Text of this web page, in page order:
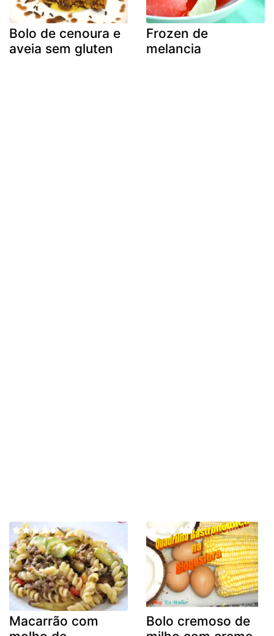
Bolo de cenoura e
aveia sem gluten
Frozen de
melancia
Macarrão com
Bolo cremoso de